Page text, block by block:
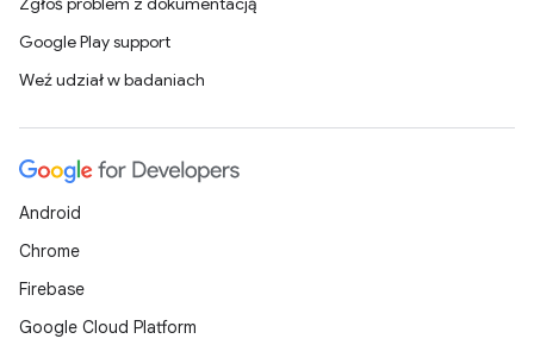
Google Play support
Weź udział w badaniach
Android
Chrome
Firebase
Google Cloud Platform